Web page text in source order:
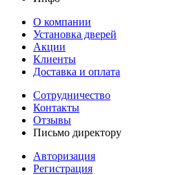
О компании
Установка дверей
Акции
Клиенты
Доставка и оплата
Сотрудничество
Контакты
Отзывы
Письмо директору
Авторизация
Регистрация